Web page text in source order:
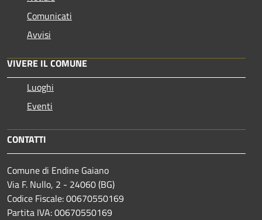
Comunicati
Avvisi
VIVERE IL COMUNE
Luoghi
Eventi
CONTATTI
Comune di Endine Gaiano
Via F. Nullo, 2 - 24060 (BG)
Codice Fiscale: 00670550169
Partita IVA: 00670550169